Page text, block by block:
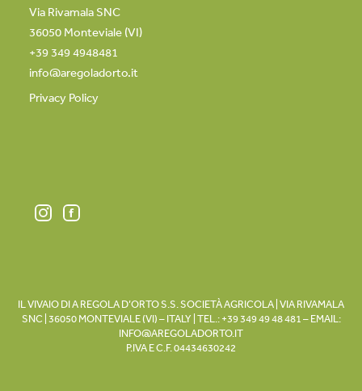
Via Rivamala SNC
36050 Monteviale (VI)
+39 349 4948481
info@aregoladorto.it
Privacy Policy
IL VIVAIO DI A REGOLA D’ORTO S.S. SOCIETÀ AGRICOLA | VIA RIVAMALA
SNC | 36050 MONTEVIALE (VI) – ITALY | TEL.:+39 349 49 48 481– EMAIL:
INFO@AREGOLADORTO.IT
P.IVA E C.F. 04434630242